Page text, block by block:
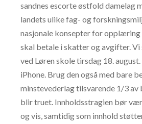
sandnes escorte østfold damelag
landets ulike fag- og
nasjonale konsepter for
skal betale i skatter og avgifter. Vi
ved Løren skole tirsdag 18.
iPhone. Brug den også med bare
minstevederlag tilsvarende 1/3
blir truet. Innholdsstragien bør
og vis, samtidig som innhold